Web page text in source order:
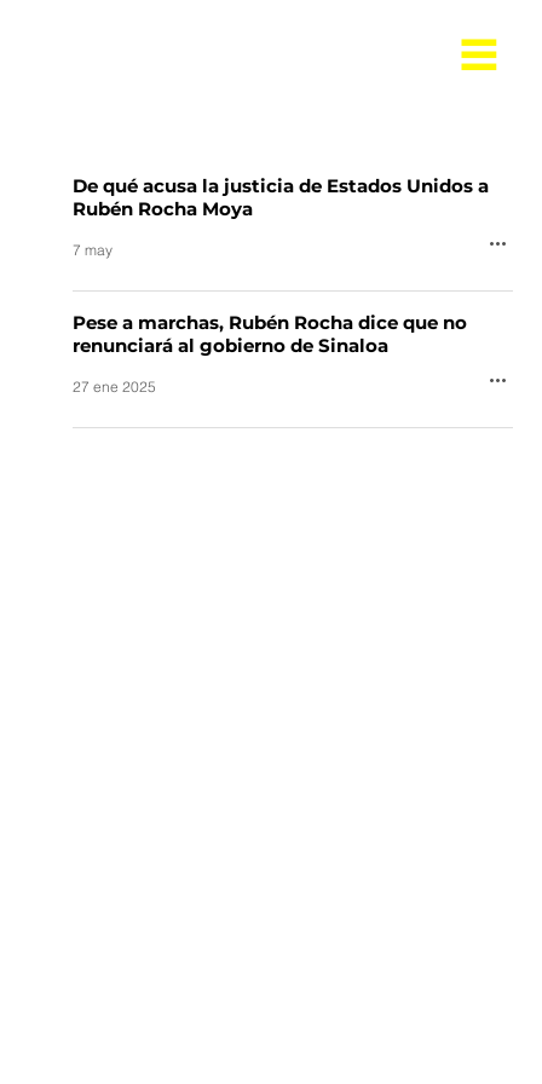
De qué acusa la justicia de Estados Unidos a
Rubén Rocha Moya
7 may
Pese a marchas, Rubén Rocha dice que no
renunciará al gobierno de Sinaloa
27 ene 2025